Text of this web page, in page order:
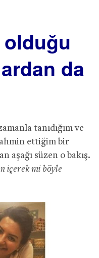
da
tanıdığım ve
ettiğim bir
aşağı süzen o bakış.
içerek mi böyle